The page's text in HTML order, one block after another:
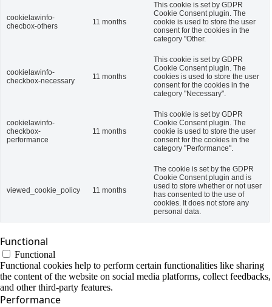
cookielawinfo-
checbox-others
11 months
This cookie is set by GDPR
Cookie Consent plugin. The
cookie is used to store the user
consent for the cookies in the
category "Other.
cookielawinfo-
checkbox-necessary
11 months
This cookie is set by GDPR
Cookie Consent plugin. The
cookies is used to store the user
consent for the cookies in the
category "Necessary".
cookielawinfo-
checkbox-
performance
11 months
This cookie is set by GDPR
Cookie Consent plugin. The
cookie is used to store the user
consent for the cookies in the
category "Performance".
viewed_cookie_policy 11 months
The cookie is set by the GDPR
Cookie Consent plugin and is
used to store whether or not user
has consented to the use of
cookies. It does not store any
personal data.
Functional
Functional
Functional cookies help to perform certain functionalities like sharing
the content of the website on social media platforms, collect feedbacks,
and other third-party features.
Performance